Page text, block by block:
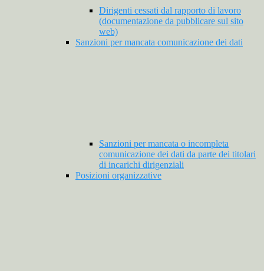
Dirigenti cessati dal rapporto di lavoro
(documentazione da pubblicare sul sito
web)
Sanzioni per mancata comunicazione dei dati
Sanzioni per mancata o incompleta
comunicazione dei dati da parte dei titolari
di incarichi dirigenziali
Posizioni organizzative